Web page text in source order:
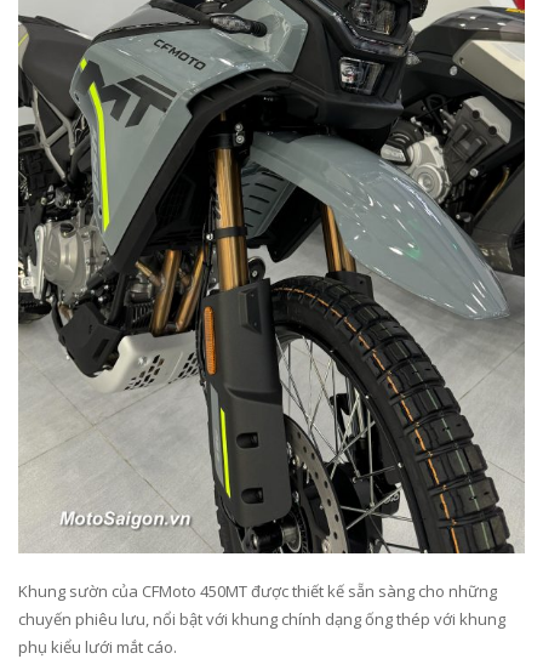
Khung sườn của CFMoto 450MT được thiết kế sẵn sàng cho những
chuyến phiêu lưu, nổi bật với khung chính dạng ống thép với khung
phụ kiểu lưới mắt cáo.